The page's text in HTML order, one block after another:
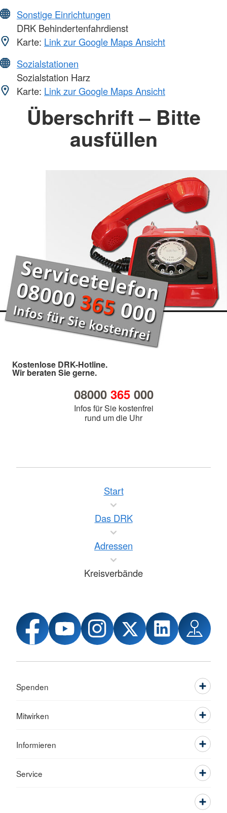
Sonstige Einrichtungen
DRK Behindertenfahrdienst
Karte: Link zur Google Maps Ansicht
Sozialstationen
Sozialstation Harz
Karte: Link zur Google Maps Ansicht
Überschrift – Bitte
ausfüllen
Kostenlose DRK-Hotline.
Wir beraten Sie gerne.
08000 365000
Infos für Sie kostenfrei
rund um die Uhr
Start
Das DRK
Adressen
Kreisverbände
Spenden
Mitwirken
Informieren
Service